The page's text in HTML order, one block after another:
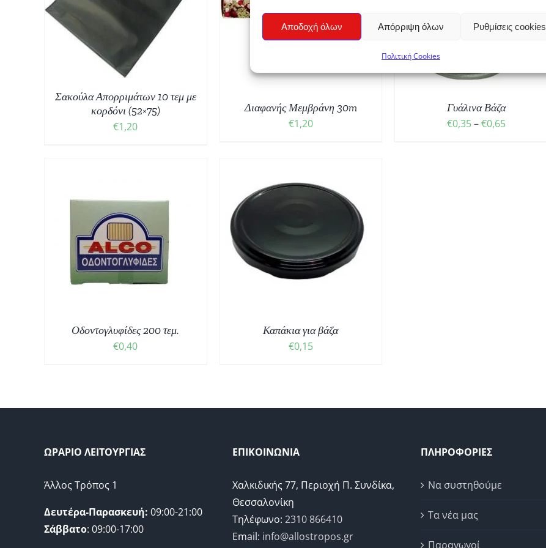
Αποδοχή όλων Απόρριψη όλων Ρυθμίσεις cookies
Πολιτική Cookies
Σακούλα Απορριμάτων 10 τεμ με
κορδόνι (52×75)
€1,20
ΠΡΟΣΘΉΚΗ ΣΤΟ ΚΑΛΆΘΙ
ΛΕΠΤΟΜΈΡΕΙΕΣ
Διαφανής Μεμβράνη 30m
€1,20
ΕΠΙΛΟΓΉΑΥΤΌ
ΤΟ
ΠΡΟΪΌΝ
ΠΑΡΑΛΛΑΓΈΣ.
ΕΠΙΛΟΓΈΣ
ΜΠΟΡΟΎΝ
ΤΟΥ
ΠΡΟΪΌΝΤΟΣ
/ ΛΕΠΤΟΜΈΡΕΙΕΣ
Γυάλινα Βάζα
€0,35–€0,65Price
Οδοντογλυφίδες 200 τεμ.
€0,40
ΠΡΟΣΘΉΚΗ ΣΤΟ ΚΑΛΆΘΙ
ΛΕΠΤΟΜΈΡΕΙΕΣ
Καπάκια για βάζα
€0,15
ΩΡΑΡΙΟ ΛΕΙΤΟΥΡΓΙΑΣ
Άλλος Τρόπος 1
Δευτέρα-Παρασκευή: 09:00-21:00
Σάββατο: 09:00-17:00
ΕΠΙΚΟΙΝΩΝΙΑ
Χαλκιδικής 77, Περιοχή Π. Συνδίκα,
Θεσσαλονίκη
Τηλέφωνο: 2310 866410
Email: info@allostropos.gr
ΠΛΗΡΟΦΟΡΙΕΣ
Να συστηθούμε
Τα νέα μας
Παραγωγοί